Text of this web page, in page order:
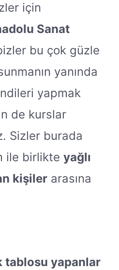
için
Sanat
bu çok güzle
yanında
yapmak
de kurslar
Sizler burada
ile birlikte yağlı
kişiler arasına
tablosu yapanlar